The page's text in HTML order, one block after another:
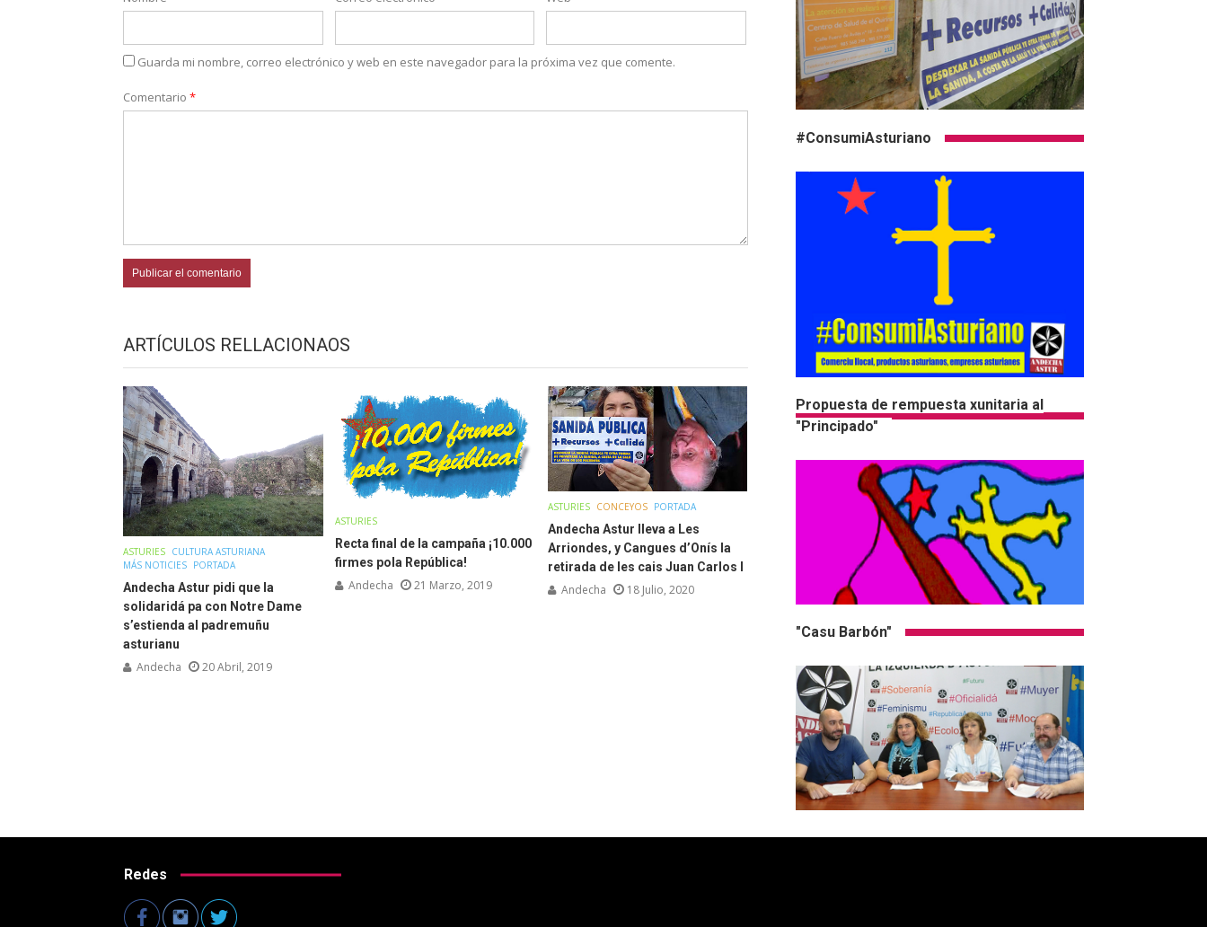
Guarda mi nombre, correo electrónico y web en este navegador para la próxima vez que comente.
Comentario *
ARTÍCULOS RELLACIONAOS
ASTURIES CULTURA ASTURIANA
MÁS NOTICIES PORTADA
Andecha Astur pidi que la
solidaridá pa con Notre Dame
s’estienda al padremuñu
asturianu
Andecha 20 Abril, 2019
ASTURIES
Recta final de la campaña ¡10.000
firmes pola República!
Andecha 21 Marzo, 2019
ASTURIES CONCEYOS PORTADA
Andecha Astur lleva a Les
Arriondes, y Cangues d’Onís la
retirada de les cais Juan Carlos I
Andecha 18 Julio, 2020
#ConsumiAsturiano
Propuesta de rempuesta xunitaria al
"Principado"
"Casu Barbón"
Redes